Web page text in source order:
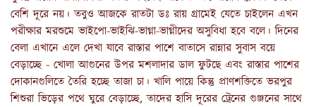
বেশি দূরে নয়। তবুও আজকে রাতটা ডঃ রায় গ্রামেই যেতে চাইলেন এখন
পরীক্ষার মরশুমে ভাইপো-ভাইঝি-ভাগ্না-ভাগ্নীদের অসুবিধা হবে বলে। দিনের
বেলা এখানে এলে দেখা যাবে রাস্তার পাশে বাতাসে রান্নার সুবাস বয়ে
বেড়াচ্ছে - খোলা আগুনের উপর মশলাদার ডাল ফুটছে এবং রাস্তার পাশের
দোকানগুলিতে তৈরি হচ্ছে তাজা চা। খালি পায়ে কিন্তু প্রাণশক্তিতে ভরপুর
শিশুরা ভিড়ের পথে ঘুরে বেড়াচ্ছে, তাদের হাসি দূরের ট্রেনের গুঞ্জনের সাথে